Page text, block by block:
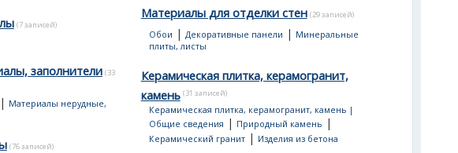
(7 записей)
заполнители (33
| Материалы нерудные,
(76 записей)
Материалы для отделки стен (29 записей)
Обои | Декоративные панели | Минеральные
плиты, листы
Керамическая плитка, керамогранит,
камень (31 записей)
Керамическая плитка, керамогранит, камень |
Общие сведения | Природный камень |
Керамический гранит| Изделия из бетона